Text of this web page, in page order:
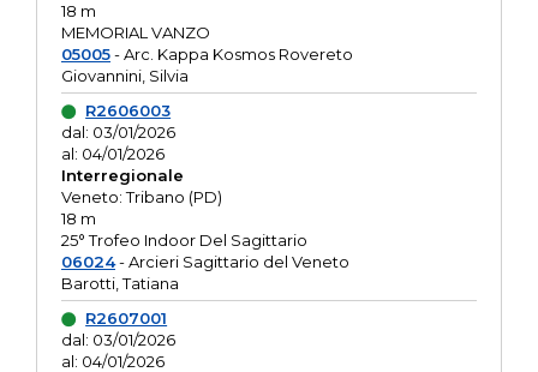
18 m
MEMORIAL VANZO
05005- Arc. Kappa Kosmos Rovereto
Giovannini, Silvia
R2606003
dal: 03/01/2026
al: 04/01/2026
Interregionale
Veneto: Tribano (PD)
18 m
25° Trofeo Indoor Del Sagittario
06024- Arcieri Sagittario del Veneto
Barotti, Tatiana
R2607001
dal: 03/01/2026
al: 04/01/2026